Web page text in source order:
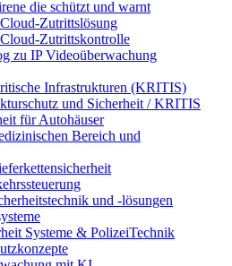
die schützt und warnt
Zutrittslösung
Zutrittskontrolle
zu IP Videoüberwachung
Infrastrukturen (KRITIS)
und Sicherheit / KRITIS
für Autohäuser
Bereich und
und -lösungen
Systeme & PolizeiTechnik